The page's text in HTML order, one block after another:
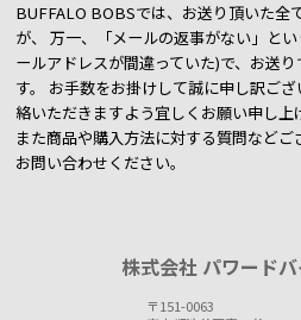
BUFFALO BOBSでは、お送り頂いた全
が、 万一、「メールの返事がない」と
ールアドレスが間違っていた)で、お送
す。 お手数をお掛けして誠に申し訳ご
絡いただきますよう宜しくお願い申し上
また商品や購入方法に対する質問など
お問い合わせください。
株式会社 パワード
〒151-0063